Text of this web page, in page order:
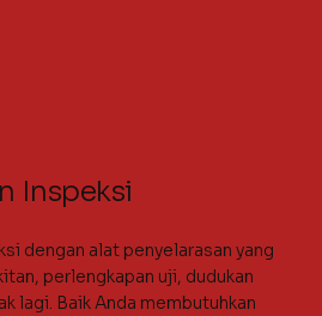
Inspeksi
dengan alat penyelarasan yang
perlengkapan uji, dudukan
lagi. Baik Anda membutuhkan